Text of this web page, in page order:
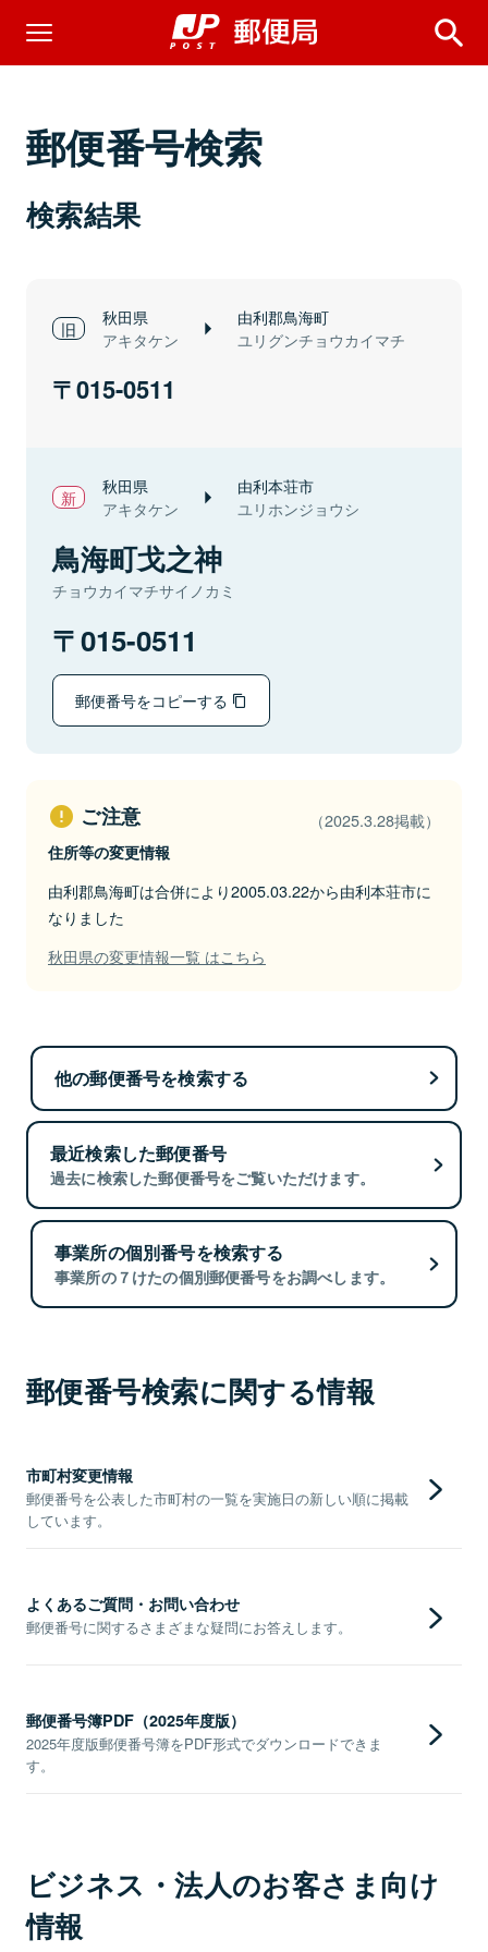
郵便番号検索
検索結果
秋田県
アキタケン
由利郡鳥海町
ユリグンチョウカイマチ
015-0511
秋田県
アキタケン
由利本荘市
ユリホンジョウシ
鳥海町戈之神
チョウカイマチサイノカミ
015-0511
郵便番号をコピーする
ご注意 （2025.3.28掲載）
住所等の変更情報
由利郡鳥海町は合併により2005.03.22から由利本荘市に
なりました
秋田県の変更情報一覧 はこちら
他の郵便番号を検索する
最近検索した郵便番号
過去に検索した郵便番号をご覧いただけます。
事業所の個別番号を検索する
事業所の７けたの個別郵便番号をお調べします。
郵便番号検索に関する情報
市町村変更情報
郵便番号を公表した市町村の一覧を実施日の新しい順に掲載
しています。
よくあるご質問・お問い合わせ
郵便番号に関するさまざまな疑問にお答えします。
郵便番号簿PDF（2025年度版）
2025年度版郵便番号簿をPDF形式でダウンロードできま
す。
ビジネス・法人のお客さま向け
情報